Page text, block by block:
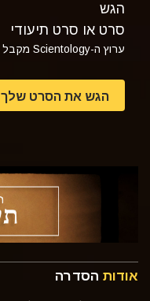
הגש
סרט או סרט תיעודי
ערוץ ה-Scientology מקבל הגשות של סרטים וסרטים תיעודיים.
הגש את הסרט שלך
אודות הסדרה